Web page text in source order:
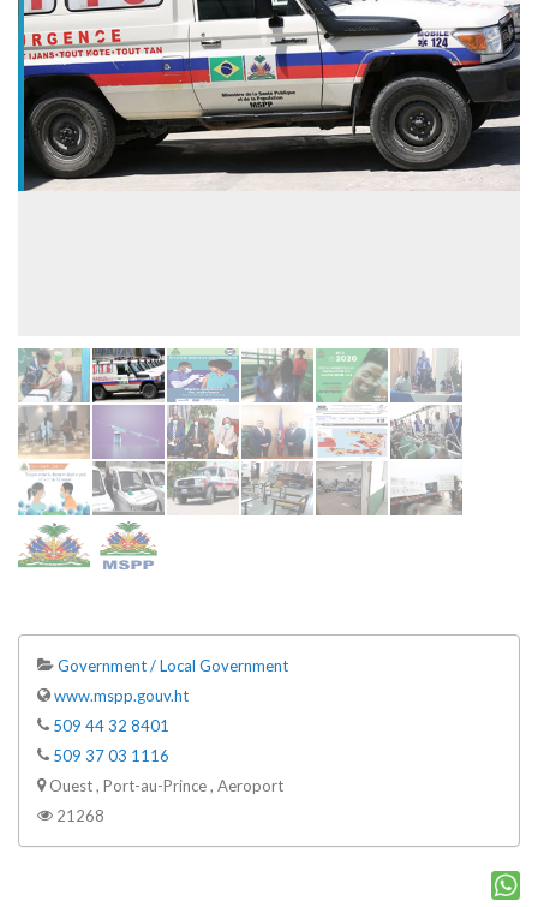
Government / Local Government
www.mspp.gouv.ht
509 44 32 8401
509 37 03 1116
Ouest , Port-au-Prince , Aeroport
21268